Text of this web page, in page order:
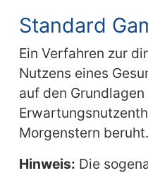
Standard
Ein Verfahren zur
Nutzens eines
auf den
Morgenstern beruht.
Hinweis: Die